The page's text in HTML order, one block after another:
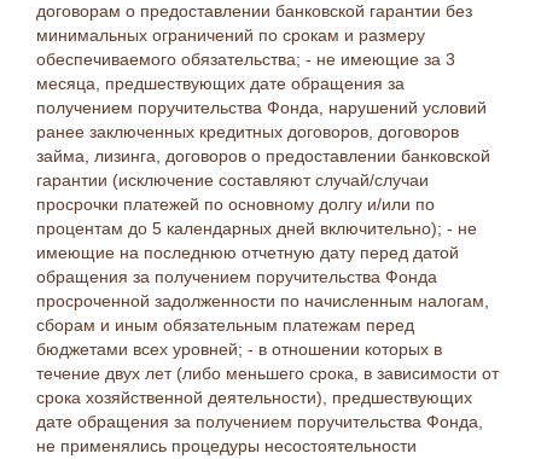
договорам о предоставлении банковской гарантии без
минимальных ограничений по срокам и размеру
обеспечиваемого обязательства; - не имеющие за 3
месяца, предшествующих дате обращения за
получением поручительства Фонда, нарушений условий
ранее заключенных кредитных договоров, договоров
займа, лизинга, договоров о предоставлении банковской
гарантии (исключение составляют случай/случаи
просрочки платежей по основному долгу и/или по
процентам до 5 календарных дней включительно); - не
имеющие на последнюю отчетную дату перед датой
обращения за получением поручительства Фонда
просроченной задолженности по начисленным налогам,
сборам и иным обязательным платежам перед
бюджетами всех уровней; - в отношении которых в
течение двух лет (либо меньшего срока, в зависимости от
срока хозяйственной деятельности), предшествующих
дате обращения за получением поручительства Фонда,
не применялись процедуры несостоятельности